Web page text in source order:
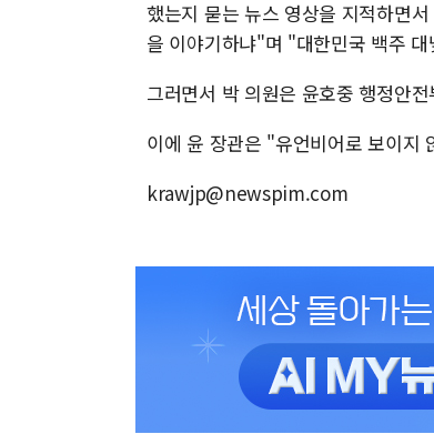
했는지 묻는 뉴스 영상을 지적하면
을 이야기하냐"며 "대한민국 백주
그러면서 박 의원은 윤호중 행정안
이에 윤 장관은 "유언비어로 보이지
krawjp@newspim.com